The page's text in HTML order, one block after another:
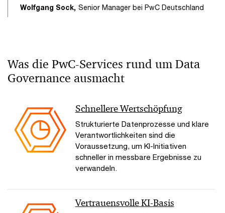
Wolfgang Sock, Senior Manager bei PwC Deutschland
Was die PwC-Services rund um Data
Governance ausmacht
Schnellere Wertschöpfung
Strukturierte Datenprozesse und klare
Verantwortlichkeiten sind die
Voraussetzung, um KI-Initiativen
schneller in messbare Ergebnisse zu
verwandeln.
Vertrauensvolle KI-Basis